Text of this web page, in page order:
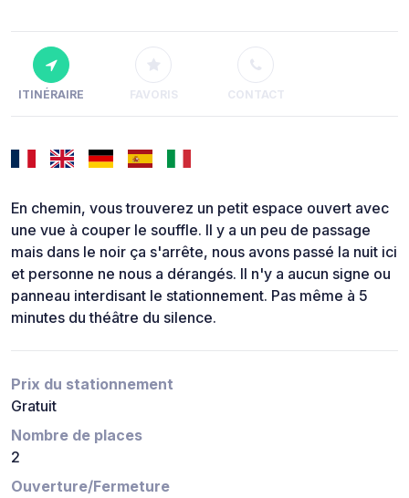
ITINÉRAIRE FAVORIS CONTACT
En chemin, vous trouverez un petit espace ouvert avec
une vue à couper le souffle. Il y a un peu de passage
mais dans le noir ça s'arrête, nous avons passé la nuit ici
et personne ne nous a dérangés. Il n'y a aucun signe ou
panneau interdisant le stationnement. Pas même à 5
minutes du théâtre du silence.
Prix du stationnement
Gratuit
Nombre de places
2
Ouverture/Fermeture